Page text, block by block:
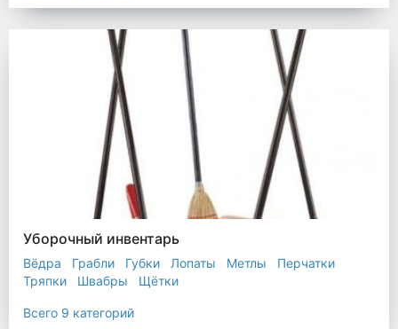
Уборочный инвентарь
Вёдра Грабли Губки Лопаты Метлы
Перчатки
Тряпки
Швабры Щётки
Всего 9 категорий